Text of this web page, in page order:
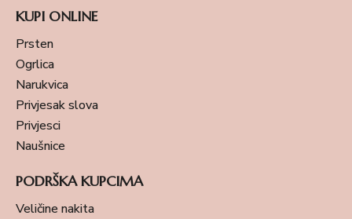
KUPI ONLINE
Prsten
Ogrlica
Narukvica
Privjesak slova
Privjesci
Naušnice
PODRŠKA KUPCIMA
Veličine nakita